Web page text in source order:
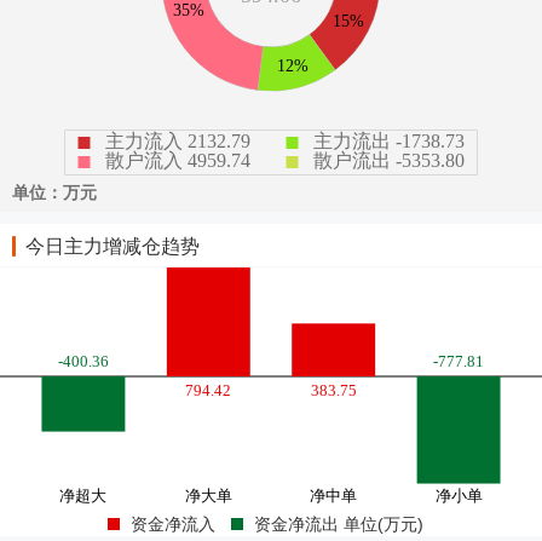
今日主力增减仓趋势
资金净流入 资金净流出 单位(万元)